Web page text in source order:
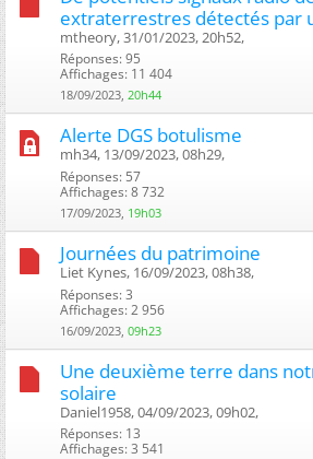
extraterrestres détectés par
mtheory, 31/01/2023, 20h52, ‎
Réponses: 95
Affichages: 11 404
18/09/2023, 20h44
Alerte DGS botulisme
mh34, 13/09/2023, 08h29, ‎
Réponses: 57
Affichages: 8 732
17/09/2023, 19h03
Journées du patrimoine
Liet Kynes, 16/09/2023, 08h38, ‎
Réponses: 3
Affichages: 2 956
16/09/2023, 09h23
Une deuxième terre dans
solaire
Daniel1958, 04/09/2023, 09h02, ‎
Réponses: 13
Affichages: 3 541